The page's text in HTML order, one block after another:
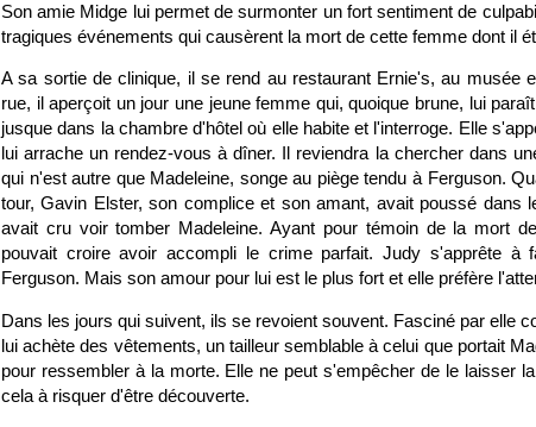
Son amie Midge lui permet de surmonter un fort sentiment de
tragiques événements qui causèrent la mort de cette femme dont il
A sa sortie de clinique, il se rend au restaurant Ernie's, au musée
rue, il aperçoit un jour une jeune femme qui, quoique brune, lui
jusque dans la chambre d'hôtel où elle habite et l'interroge. Elle
lui arrache un rendez-vous à dîner. Il reviendra la chercher dans
qui n'est autre que Madeleine, songe au piège tendu à Ferguson.
tour, Gavin Elster, son complice et son amant, avait poussé dans
avait cru voir tomber Madeleine. Ayant pour témoin de la mort
pouvait croire avoir accompli le crime parfait. Judy s'apprête
Ferguson. Mais son amour pour lui est le plus fort et elle préfère
Dans les jours qui suivent, ils se revoient souvent. Fasciné par elle
lui achète des vêtements, un tailleur semblable à celui que portait
pour ressembler à la morte. Elle ne peut s'empêcher de le laisser
cela à risquer d'être découverte.